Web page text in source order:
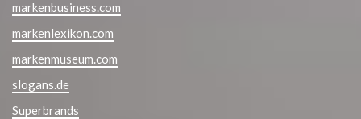
markenbusiness.com
markenlexikon.com
markenmuseum.com
slogans.de
Superbrands